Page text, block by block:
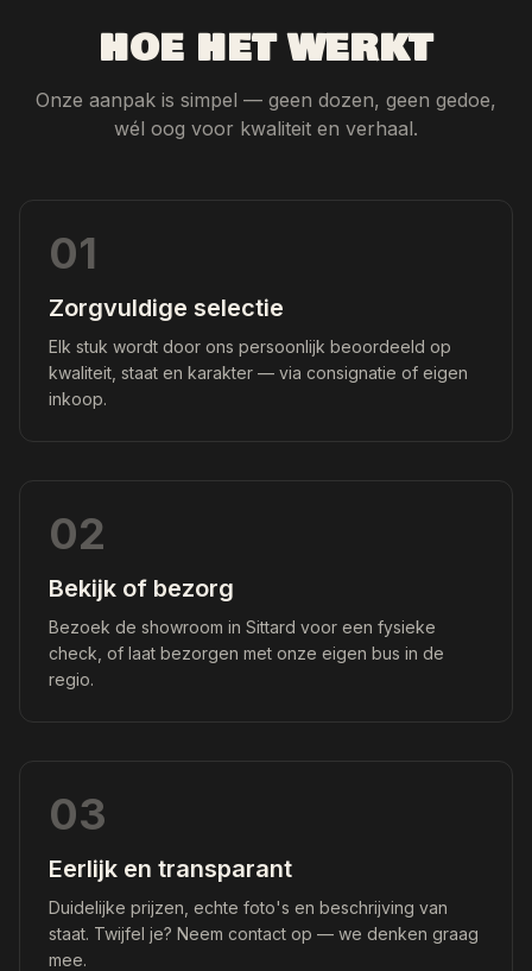
HOE HET WERKT
Onze aanpak is simpel — geen dozen, geen gedoe,
wél oog voor kwaliteit en verhaal.
01
Zorgvuldige selectie
Elk stuk wordt door ons persoonlijk beoordeeld op
kwaliteit, staat en karakter — via consignatie of eigen
inkoop.
02
Bekijk of bezorg
Bezoek de showroom in Sittard voor een fysieke
check, of laat bezorgen met onze eigen bus in de
regio.
03
Eerlijk en transparant
Duidelijke prijzen, echte foto's en beschrijving van
staat. Twijfel je? Neem contact op — we denken graag
mee.